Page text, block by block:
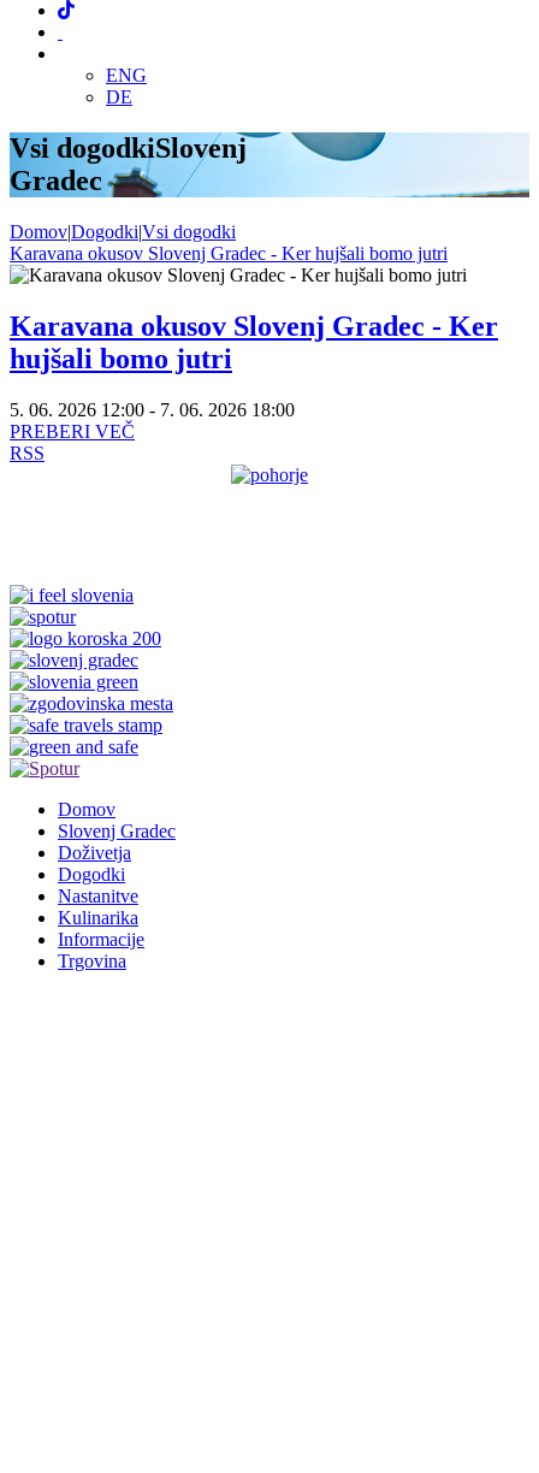
ENG
DE
Vsi dogodkiSlovenj
Gradec
Domov|Dogodki|Vsi dogodki
Karavana okusov Slovenj Gradec - Ker hujšali bomo jutri
Karavana okusov Slovenj Gradec - Ker
hujšali bomo jutri
5. 06. 2026 12:00 - 7. 06. 2026 18:00
PREBERI VEČ
RSS
Domov
Slovenj Gradec
Doživetja
Dogodki
Nastanitve
Kulinarika
Informacije
Trgovina